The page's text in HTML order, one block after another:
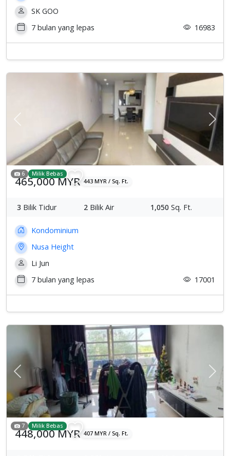
SK GOO
7 bulan yang lepas
16983
Previous
6 Milik Bebas
465,000 MYR 443 MYR / Sq. Ft.
3 Bilik Tidur 2 Bilik Air 1,050 Sq. Ft.
Kondominium
Nusa Height
Li Jun
7 bulan yang lepas
17001
Previous
7 Milik Bebas
448,000 MYR 407 MYR / Sq. Ft.